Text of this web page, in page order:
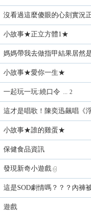
沒看過這麼傻眼的心刻實況
小故事★正立方體1★
媽媽帶我去做指甲結果居然
小故事★愛你一生★
一起玩一玩:繞口令 ... 2
這才是唱歌！陳奕迅飆唱《
小故事★誰的雞蛋★
保健食品資訊
發現新奇小遊戲
這是SOD劇情嗎？？？內褲
遊戲